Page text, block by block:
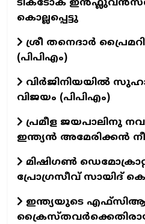
ടിക്‌ടോക് ഇൻഫ്ലുവൻസർ
കൊല്ലപ്പെട്ടു
ശ്രീ തനെദാർ
(പിപിഎം)
വിർജിനിയയിൽ
വിജയം (പിപിഎം)
പ്രമീള ജയപാലിനു
ഇന്ത്യൻ അമേരിക്കൻ
മിഷിഗൺ
പ്രോഗ്രസീവ് സായിദ്
ഇന്ത്യയുടെ